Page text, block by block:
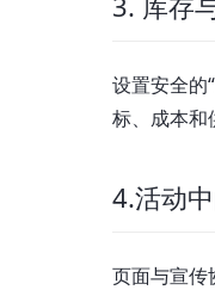
设置安全的
标、成本和
4.活动
页面与宣传